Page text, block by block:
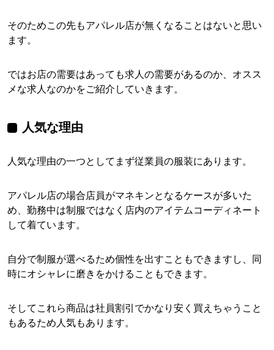
そのためこの先もアパレル店が無くなることはないと思い
ます。
ではお店の需要はあっても求人の需要があるのか、オスス
メな求人なのかをご紹介していきます。
人気な理由
人気な理由の一つとしてまず従業員の服装にあります。
アパレル店の場合店員がマネキンとなるケースが多いた
め、勤務中は制服ではなく店内のアイテムコーディネート
して着ています。
自分で制服が選べるため個性を出すこともできますし、同
時にオシャレに磨きをかけることもできます。
そしてこれら商品は社員割引でかなり安く買えちゃうこと
もあるため人気もあります。